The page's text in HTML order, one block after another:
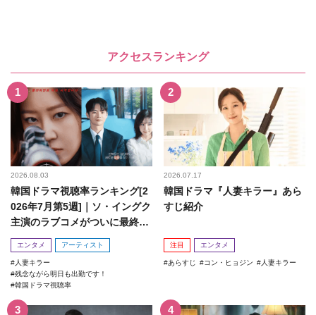
アクセスランキング
2026.08.03
韓国ドラマ視聴率ランキング[2
026年7月第5週]｜ソ・イングク
主演のラブコメがついに最終
回！
エンタメ アーティスト
人妻キラー
残念ながら明日も出勤です！
韓国ドラマ視聴率
2026.07.17
韓国ドラマ『人妻キラー』あら
すじ紹介
注目 エンタメ
あらすじ コン・ヒョジン 人妻キラー